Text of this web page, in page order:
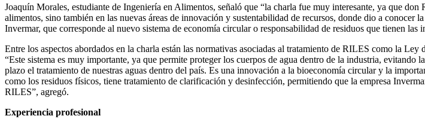
Joaquín Morales, estudiante de Ingeniería en Alimentos, señaló que “la charla fue muy interesante, ya que
alimentos, sino también en las nuevas áreas de innovación y sustentabilidad de recursos, donde dio a conocer
Invermar, que corresponde al nuevo sistema de economía circular o responsabilidad de residuos que tienen las
Entre los aspectos abordados en la charla están las normativas asociadas al tratamiento de RILES como la
“Este sistema es muy importante, ya que permite proteger los cuerpos de agua dentro de la industria,
plazo el tratamiento de nuestras aguas dentro del país. Es una innovación a la bioeconomía circular y la
como los residuos físicos, tiene tratamiento de clarificación y desinfección, permitiendo que la empresa
RILES”, agregó.
Experiencia profesional